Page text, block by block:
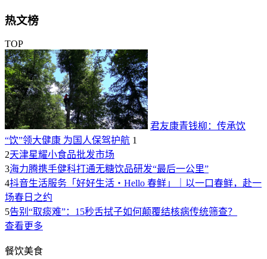
热文榜
TOP
君友康青钱柳：传承饮
“饮”领大健康 为国人保驾护航 1
2天津星耀小食品批发市场
3海力腾携手健科打通无糖饮品研发“最后一公里”
4抖音生活服务「好好生活・Hello 春鲜」｜以一口春鲜，赴一
场春日之约
5告别“取痰难”：15秒舌拭子如何颠覆结核病传统筛查？
查看更多
餐饮美食